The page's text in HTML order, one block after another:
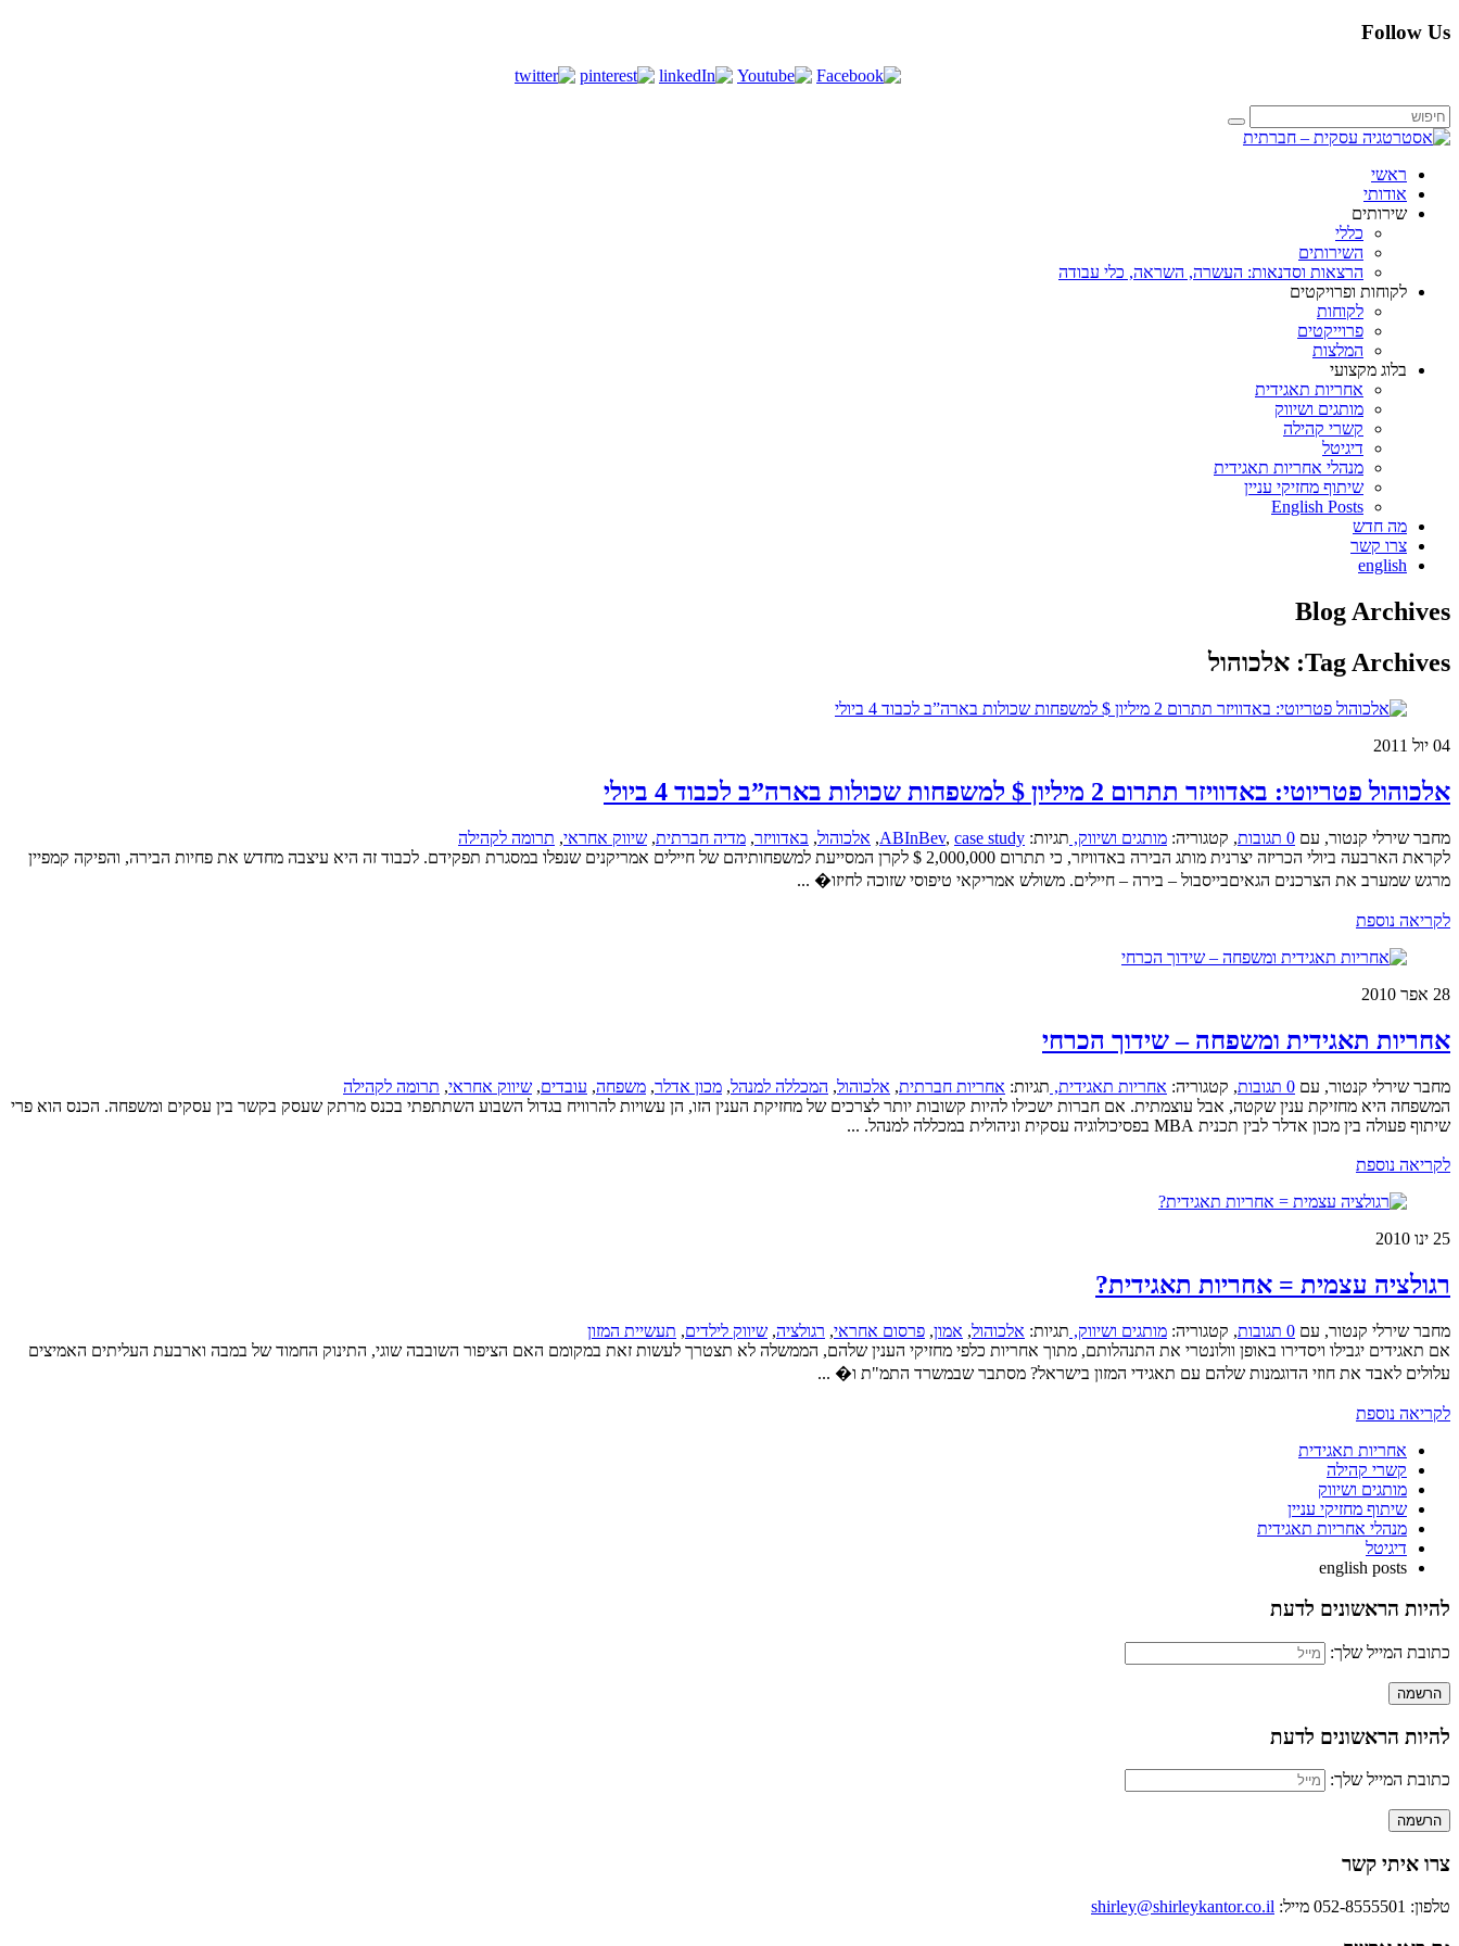
Follow Us
ראשי
אודותי
שירותים
כללי
השירותים
הרצאות וסדנאות: העשרה, השראה, כלי עבודה
לקוחות ופרויקטים
לקוחות
פרוייקטים
המלצות
בלוג מקצועי
אחריות תאגידית
מותגים ושיווק
קשרי קהילה
דיגיטל
מנהלי אחריות תאגידית
שיתוף מחזיקי עניין
English Posts
מה חדש
צרו קשר
english
Blog Archives
Tag Archives: אלכוהול
04 יול 2011
אלכוהול פטריוטי: באדוויזר תתרום 2 מיליון $ למשפחות שכולות בארה”ב לכבוד 4 ביולי
מחבר שירלי קנטור, עם 0 תגובות , קטגוריה: מותגים ושיווק, תגיות: ABInBev, case study
, אלכוהול, באדוויזר, מדיה חברתית, שיווק אחראי, תרומה לקהילה
לקראת הארבעה ביולי הכריזה יצרנית מותג הבירה באדוויזר, כי תתרום 2,000,000 $ לקרן המסייעת למשפחותיהם של חיילים אמריקנים שנפלו במסגרת תפקידם. לכבוד זה היא עיצבה מחדש את פחיות הבירה, והפיקה קמפיין
מרגש שמערב את הצרכנים הגאיםבייסבול – בירה – חיילים. משולש אמריקאי טיפוסי שזוכה לחיזו� ...
לקריאה נוספת
28 אפר 2010
אחריות תאגידית ומשפחה – שידוך הכרחי
מחבר שירלי קנטור, עם 0 תגובות , קטגוריה: אחריות תאגידית, תגיות: אחריות חברתית, אלכוהול, המכללה למנהל, מכון אדלר, משפחה, עובדים, שיווק אחראי, תרומה לקהילה
המשפחה היא מחזיקת ענין שקטה, אבל עוצמתית. אם חברות ישכילו להיות קשובות יותר לצרכים של מחזיקת הענין הזו, הן עשויות להרוויח בגדול השבוע השתתפתי בכנס מרתק שעסק בקשר בין עסקים ומשפחה. הכנס הוא פרי
שיתוף פעולה בין מכון אדלר לבין תכנית MBA בפסיכולוגיה עסקית וניהולית במכללה למנהל. ...
לקריאה נוספת
25 ינו 2010
רגולציה עצמית = אחריות תאגידית?
מחבר שירלי קנטור, עם 0 תגובות , קטגוריה: מותגים ושיווק, תגיות: אלכוהול, אמון, פרסום אחראי, רגולציה, שיווק לילדים, תעשיית המזון
אם תאגידים יגבילו ויסדירו באופן וולונטרי את התנהלותם, מתוך אחריות כלפי מחזיקי הענין שלהם, הממשלה לא תצטרך לעשות זאת במקומם האם הציפור השובבה שוגי, התינוק החמוד של במבה וארבעת העליתים האמיצים
עלולים לאבד את חוזי הדוגמנות שלהם עם תאגידי המזון בישראל? מסתבר שבמשרד התמ"ת ו� ...
לקריאה נוספת
אחריות תאגידית
קשרי קהילה
מותגים ושיווק
שיתוף מחזיקי עניין
מנהלי אחריות תאגידית
דיגיטל
english posts
להיות הראשונים לדעת
כתובת המייל שלך:
להיות הראשונים לדעת
כתובת המייל שלך:
צרו איתי קשר
טלפון: 052-8555501 מייל: shirley@shirleykantor.co.il